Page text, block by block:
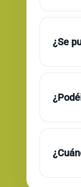
¿Se